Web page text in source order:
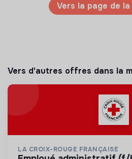
Vers la page de
Vers d'autres offres dans la
LA CROIX-ROUGE FRANÇAISE